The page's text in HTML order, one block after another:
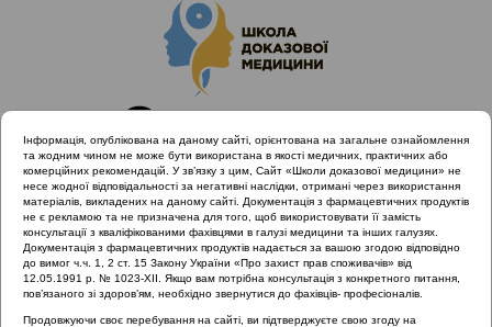
Головна
Матеріали за МКХ-11
12 Хвороби органів дихання
Ризики призначення муколітиків, топічних деконгестантів та
індукторів інтерферонів
Інформація, опублікована на даному сайті, орієнтована на загальне ознайомлення
та жодним чином не може бути використана в якості медичних, практичних або
комерційних рекомендацій. У зв’язку з цим, Сайт «Школи доказової медицини» не
несе жодної відповідальності за негативні наслідки, отримані через використання
матеріалів, викладених на даному сайті. Документація з фармацевтичних продуктів
не є рекламою та не призначена для того, щоб використовувати її замість
консультації з кваліфікованими фахівцями в галузі медицини та інших галузях.
Документація з фармацевтичних продуктів надається за вашою згодою відповідно
до вимог ч.ч. 1, 2 ст. 15 Закону України «Про захист прав споживачів» від
12.05.1991 р. № 1023-XII. Якщо вам потрібна консультація з конкретного питання,
пов’язаного зі здоров’ям, необхідно звернутися до фахівців- професіоналів.
Продовжуючи своє перебування на сайті, ви підтверджуєте свою згоду на